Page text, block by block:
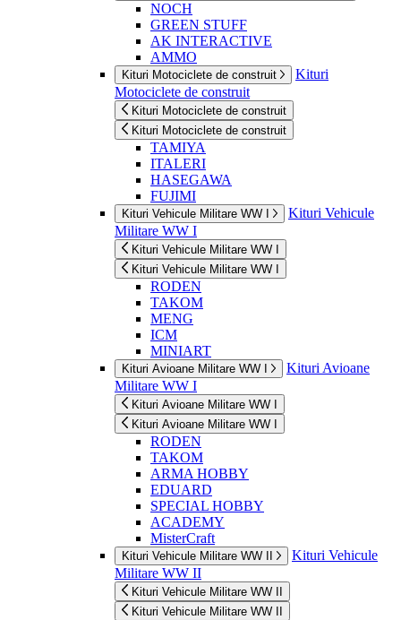
NOCH
GREEN STUFF
AK INTERACTIVE
AMMO
Kituri Motociclete de construit
Kituri
Motociclete de construit
Kituri Motociclete de construit
Kituri Motociclete de construit
TAMIYA
ITALERI
HASEGAWA
FUJIMI
Kituri Vehicule Militare WW I
Kituri Vehicule
Militare WW I
Kituri Vehicule Militare WW I
Kituri Vehicule Militare WW I
RODEN
TAKOM
MENG
ICM
MINIART
Kituri Avioane Militare WW I
Kituri Avioane
Militare WW I
Kituri Avioane Militare WW I
Kituri Avioane Militare WW I
RODEN
TAKOM
ARMA HOBBY
EDUARD
SPECIAL HOBBY
ACADEMY
MisterCraft
Kituri Vehicule Militare WW II
Kituri Vehicule
Militare WW II
Kituri Vehicule Militare WW II
Kituri Vehicule Militare WW II